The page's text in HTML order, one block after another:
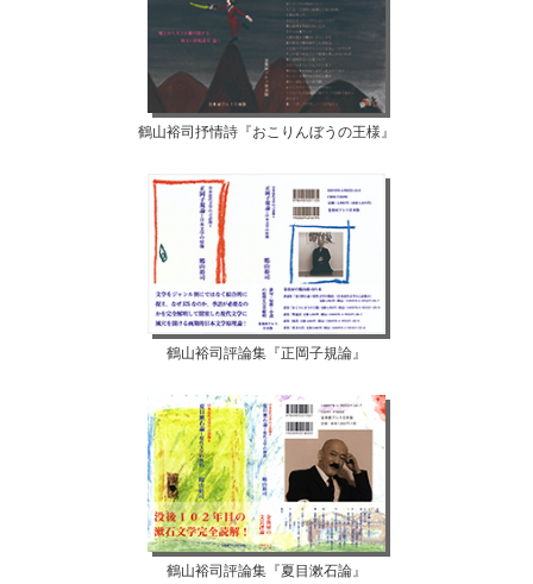
鶴山裕司抒情詩『おこりんぼうの王様』
鶴山裕司評論集『正岡子規論』
鶴山裕司評論集『夏目漱石論』